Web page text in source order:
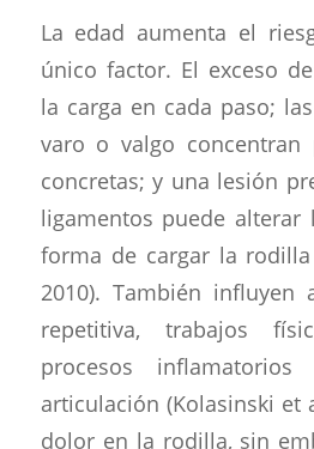
La edad aumenta el
único factor. El exceso
la carga en cada paso;
varo o valgo concentran
concretas; y una lesión
ligamentos puede
forma de cargar la
2010). También influyen
repetitiva, trabajos
procesos
articulación (Kolasinski et
dolor en la rodilla, sin